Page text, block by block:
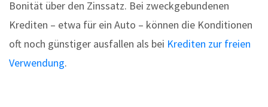
Bonität über den Zinssatz. Bei zweckgebundenen
Krediten – etwa für ein Auto – können die Konditionen
oft noch günstiger ausfallen als bei Krediten zur freien
Verwendung.